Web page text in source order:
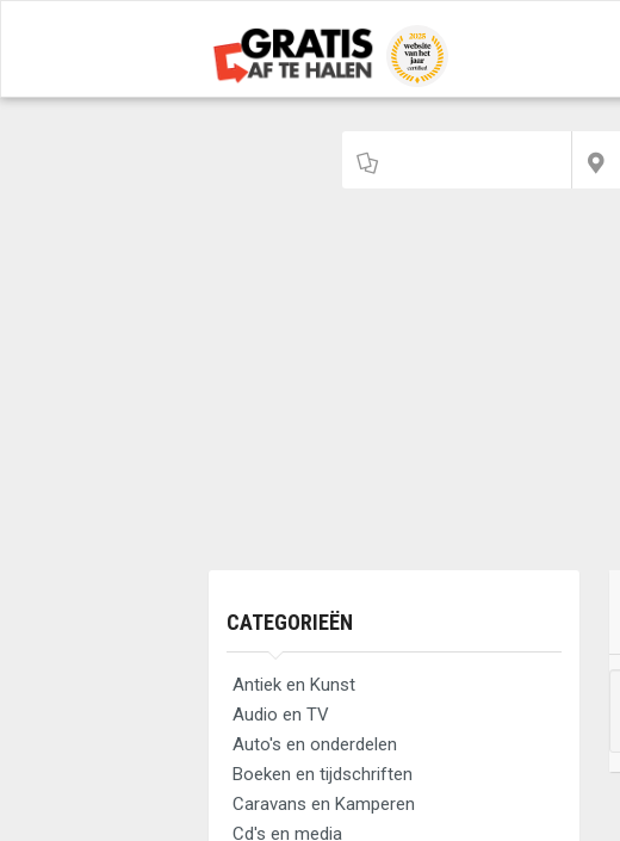
CATEGORIEËN
Antiek en Kunst
Audio en TV
Auto's en onderdelen
Boeken en tijdschriften
Caravans en Kamperen
Cd's en media